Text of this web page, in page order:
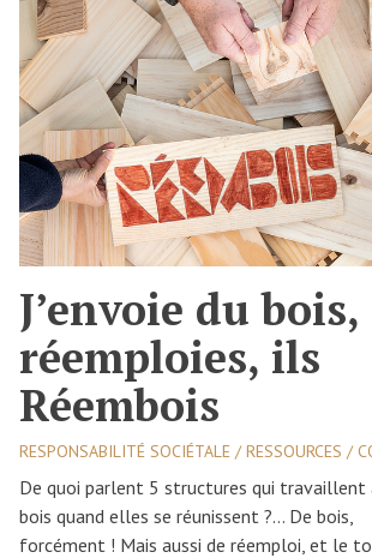
J’envoie du
réemploies, ils
Réembois
RESPONSABILITÉ SOCIÉTALE / RESSOURCES /
De quoi parlent 5 structures qui travaillent
bois quand elles se réunissent ?… De bois,
forcément ! Mais aussi de réemploi, et le